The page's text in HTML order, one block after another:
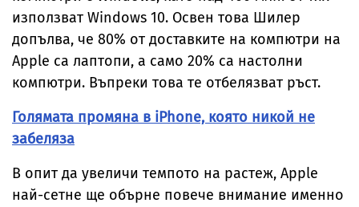
използват Windows 10. Освен това Шилер
допълва, че 80% от доставките на компютри на
Apple са лаптопи, а само 20% са настолни
компютри. Въпреки това те отбелязват ръст.
Голямата промяна в iPhone, която никой не
забеляза
В опит да увеличи темпото на растеж, Apple
най-сетне ще обърне повече внимание именно